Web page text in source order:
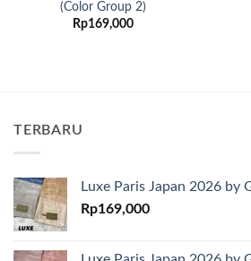
(Color Group 2)
Rp169,000
TERBARU
Luxe Paris Japan 2026 by
Rp169,000